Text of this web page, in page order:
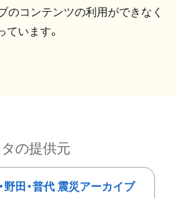
のコンテンツの利用ができなく
ています。
の提供元
野田・普代 震災アーカイブ